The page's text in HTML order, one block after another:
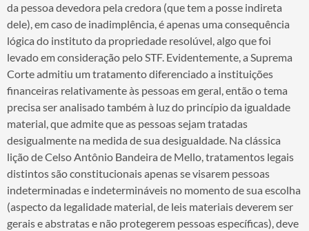
da pessoa devedora pela credora (que tem a posse indireta
dele), em caso de inadimplência, é apenas uma consequência
lógica do instituto da propriedade resolúvel, algo que foi
levado em consideração pelo STF. Evidentemente, a Suprema
Corte admitiu um tratamento diferenciado a instituições
financeiras relativamente às pessoas em geral, então o tema
precisa ser analisado também à luz do princípio da igualdade
material, que admite que as pessoas sejam tratadas
desigualmente na medida de sua desigualdade. Na clássica
lição de Celso Antônio Bandeira de Mello, tratamentos legais
distintos são constitucionais apenas se visarem pessoas
indeterminadas e indetermináveis no momento de sua escolha
(aspecto da legalidade material, de leis materiais deverem ser
gerais e abstratas e não protegerem pessoas específicas), deve